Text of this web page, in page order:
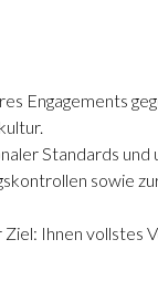
Engagements
Standards
sowie
Ihnen vollstes